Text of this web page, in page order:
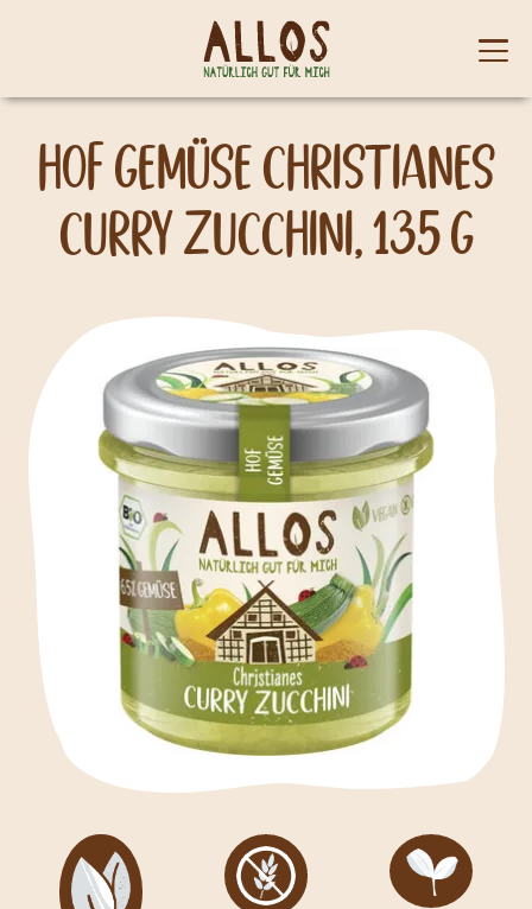
Skip to content
menu
Hof Gemüse Christianes
Curry Zucchini, 135 g